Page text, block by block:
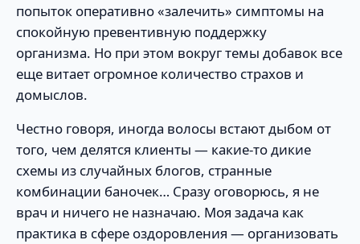
попыток оперативно «залечить» симптомы на
спокойную превентивную поддержку
организма. Но при этом вокруг темы добавок все
еще витает огромное количество страхов и
домыслов.
Честно говоря, иногда волосы встают дыбом от
того, чем делятся клиенты — какие-то дикие
схемы из случайных блогов, странные
комбинации баночек… Сразу оговорюсь, я не
врач и ничего не назначаю. Моя задача как
практика в сфере оздоровления — организовать